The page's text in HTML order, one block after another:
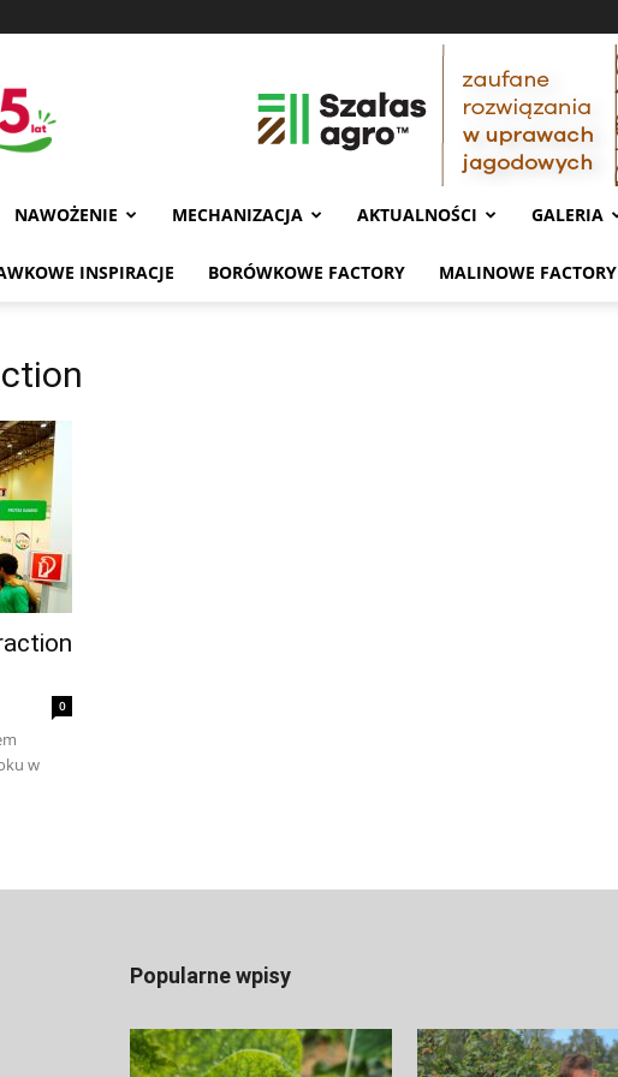
NAWOŻENIE MECHANIZACJA AKTUALNOŚCI GALERIA
INSPIRACJE BORÓWKOWE FACTORY MALINOWE FACTORY
0
w
Popularne wpisy